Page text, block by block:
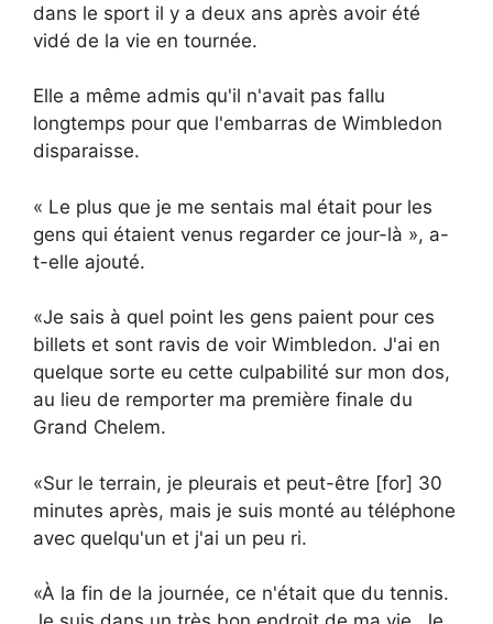
dans le sport il y a deux ans après avoir été
vidé de la vie en tournée.
Elle a même admis qu'il n'avait pas fallu
longtemps pour que l'embarras de Wimbledon
disparaisse.
« Le plus que je me sentais mal était pour les
gens qui étaient venus regarder ce jour-là », a-
t-elle ajouté.
«Je sais à quel point les gens paient pour ces
billets et sont ravis de voir Wimbledon. J'ai en
quelque sorte eu cette culpabilité sur mon dos,
au lieu de remporter ma première finale du
Grand Chelem.
«Sur le terrain, je pleurais et peut-être [for] 30
minutes après, mais je suis monté au téléphone
avec quelqu'un et j'ai un peu ri.
«À la fin de la journée, ce n'était que du tennis.